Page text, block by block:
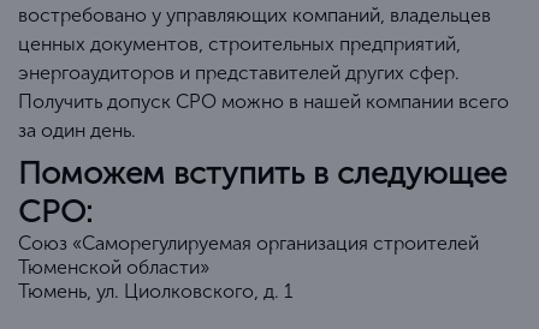
востребовано у управляющих компаний, владельцев
ценных документов, строительных предприятий,
энергоаудиторов и представителей других сфер.
Получить допуск СРО можно в нашей компании всего
за один день.
Поможем вступить в следующее
СРО:
Союз «Саморегулируемая организация строителей
Тюменской области»
Тюмень, ул. Циолковского, д. 1